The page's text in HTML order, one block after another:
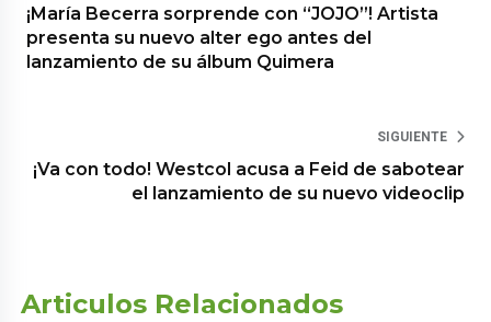
¡María Becerra sorprende con “JOJO”! Artista
presenta su nuevo alter ego antes del
lanzamiento de su álbum Quimera
SIGUIENTE
¡Va con todo! Westcol acusa a Feid de sabotear
el lanzamiento de su nuevo videoclip
Articulos Relacionados